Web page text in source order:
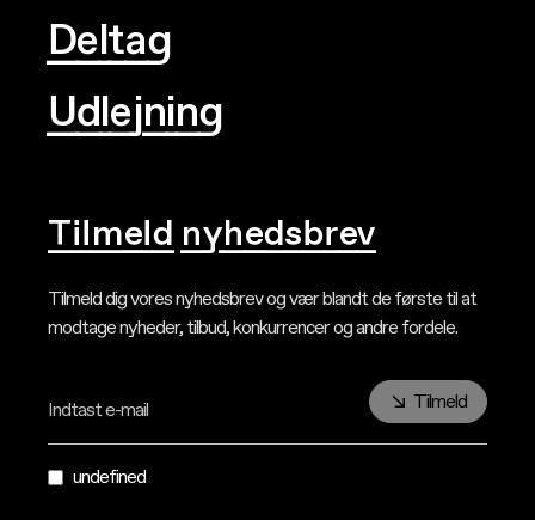
Deltag
Udlejning
Tilmeld nyhedsbrev
Tilmeld dig vores nyhedsbrev og vær blandt de første til at
modtage nyheder, tilbud, konkurrencer og andre fordele.
Indtast e-mail Tilmeld
undefined